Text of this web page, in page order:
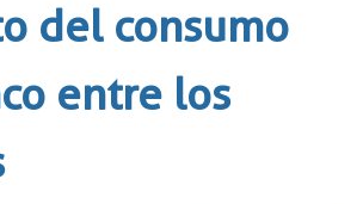
del consumo
entre los